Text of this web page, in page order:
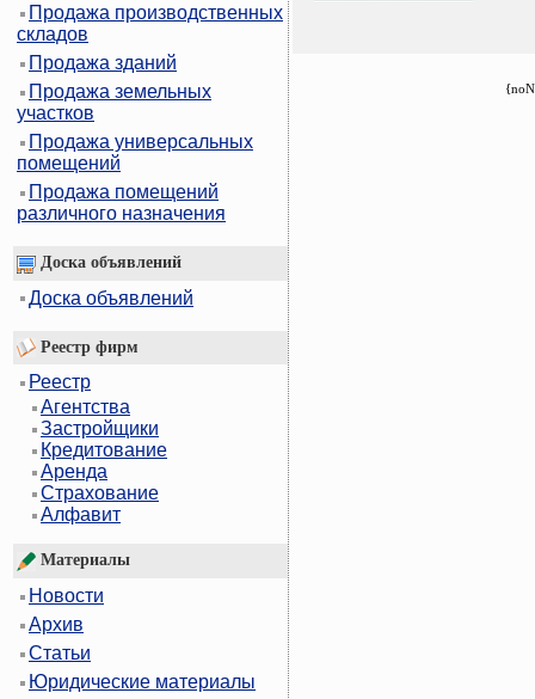
Продажа производственных
складов
Продажа зданий
Продажа земельных
участков
Продажа универсальных
помещений
Продажа помещений
различного назначения
Доска объявлений
Доска объявлений
Реестр фирм
Реестр
Агентства
Застройщики
Кредитование
Аренда
Страхование
Алфавит
Материалы
Новости
Архив
Статьи
Юридические материалы